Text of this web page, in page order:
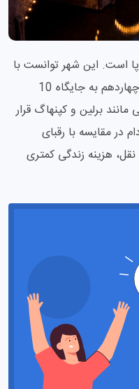
است. این شهر توانست با
یک صعود شگفت آور خود را از مکان چهاردهم به جایگاه 10
مانند برلین و کپنهاگ قرار
در مقایسه با رقبای
هزینه زندگی کمتری